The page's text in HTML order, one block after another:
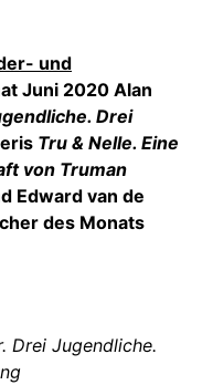
und
Juni 2020 Alan
Drei
Tru & Nelle. Eine
von Truman
Edward van de
des Monats
Drei Jugendliche.